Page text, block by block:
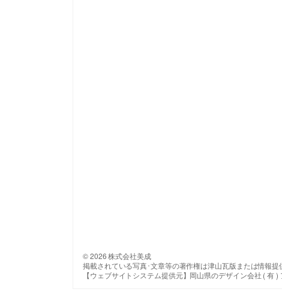
© 2026 株式会社美成
掲載されている写真･文章等の著作権は津山瓦版または情報提
【ウェブサイトシステム提供元】岡山県のデザイン会社 (